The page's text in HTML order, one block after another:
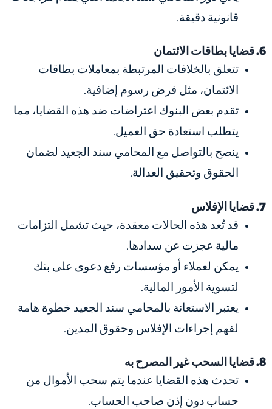
قانونية دقيقة.
6. قضايا بطاقات الائتمان
تتعلق بالخلافات المرتبطة بمعاملات بطاقات
الائتمان، مثل فرض رسوم إضافية.
تقدم بعض البنوك اعتراضات ضد هذه القضايا، مما
يتطلب استعادة حق العميل.
ينصح بالتواصل مع المحامي سند الجعيد لضمان
الحقوق وتحقيق العدالة.
7. قضايا الإفلاس
قد تُعد هذه الحالات معقدة، حيث تشمل التزامات
مالية عجزت عن سدادها.
يمكن لعملاء أو مؤسسات رفع دعوى على بنك
لتسوية الأمور المالية.
يعتبر الاستعانة بالمحامي سند الجعيد خطوة هامة
لفهم إجراءات الإفلاس وحقوق المدين.
8. قضايا السحب غير المصرح به
تحدث هذه القضايا عندما يتم سحب الأموال من
حساب دون إذن صاحب الحساب.